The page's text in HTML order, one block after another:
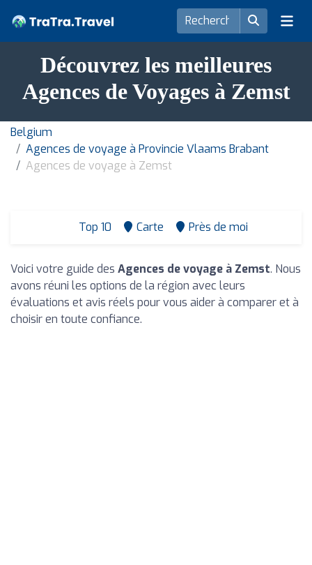
Découvrez les meilleures
Agences de Voyages à Zemst
Belgium
Agences de voyage à Provincie Vlaams Brabant
Agences de voyage à Zemst
Top 10 Carte Près de moi
Voici votre guide des Agences de voyage à Zemst. Nous
avons réuni les options de la région avec leurs
évaluations et avis réels pour vous aider à comparer et à
choisir en toute confiance.